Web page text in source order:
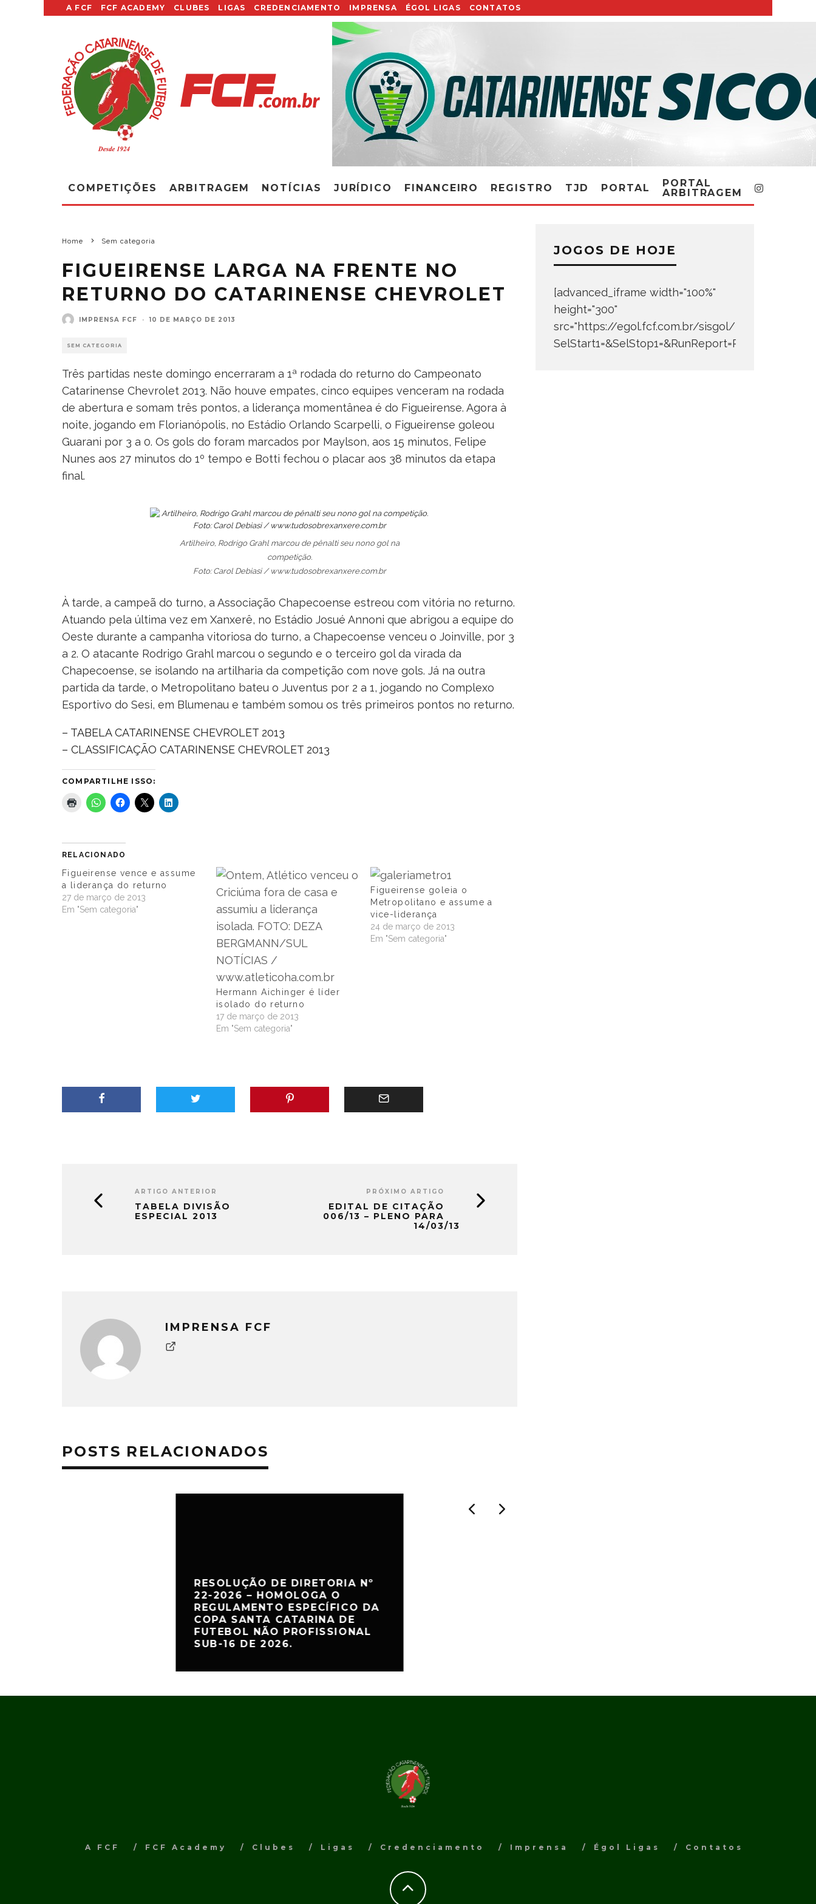
A FCF FCF ACADEMY CLUBES LIGAS CREDENCIAMENTO IMPRENSA ÉGOL LIGAS CONTATOS
COMPETIÇÕES ARBITRAGEM NOTÍCIAS JURÍDICO FINANCEIRO REGISTRO TJD PORTAL
PORTAL
ARBITRAGEM
Home Sem categoria
FIGUEIRENSE LARGA NA FRENTE NO
RETURNO DO CATARINENSE CHEVROLET
IMPRENSA FCF · 10 DE MARÇO DE 2013
SEM CATEGORIA
Três partidas neste domingo encerraram a 1ª rodada do returno do Campeonato
Catarinense Chevrolet 2013. Não houve empates, cinco equipes venceram na rodada
de abertura e somam três pontos, a liderança momentânea é do Figueirense. Agora à
noite, jogando em Florianópolis, no Estádio Orlando Scarpelli, o Figueirense goleou
Guarani por 3 a 0. Os gols do foram marcados por Maylson, aos 15 minutos, Felipe
Nunes aos 27 minutos do 1º tempo e Botti fechou o placar aos 38 minutos da etapa
final.
Artilheiro, Rodrigo Grahl marcou de pênalti seu nono gol na
competição.
Foto: Carol Debiasi / www.tudosobrexanxere.com.br
À tarde, a campeã do turno, a Associação Chapecoense estreou com vitória no returno.
Atuando pela última vez em Xanxerê, no Estádio Josué Annoni que abrigou a equipe do
Oeste durante a campanha vitoriosa do turno, a Chapecoense venceu o Joinville, por 3
a 2. O atacante Rodrigo Grahl marcou o segundo e o terceiro gol da virada da
Chapecoense, se isolando na artilharia da competição com nove gols. Já na outra
partida da tarde, o Metropolitano bateu o Juventus por 2 a 1, jogando no Complexo
Esportivo do Sesi, em Blumenau e também somou os três primeiros pontos no returno.
– TABELA CATARINENSE CHEVROLET 2013
– CLASSIFICAÇÃO CATARINENSE CHEVROLET 2013
COMPARTILHE ISSO:
RELACIONADO
Figueirense vence e assume
a liderança do returno
27 de março de 2013
Em "Sem categoria"
Hermann Aichinger é líder
isolado do returno
17 de março de 2013
Em "Sem categoria"
Figueirense goleia o
Metropolitano e assume a
vice-liderança
24 de março de 2013
Em "Sem categoria"
ARTIGO ANTERIOR
TABELA DIVISÃO
ESPECIAL 2013
PRÓXIMO ARTIGO
EDITAL DE CITAÇÃO
006/13 – PLENO PARA
14/03/13
IMPRENSA FCF
POSTS RELACIONADOS
RESOLUÇÃO DE DIRETORIA Nº
22-2026 – HOMOLOGA O
REGULAMENTO ESPECÍFICO DA
COPA SANTA CATARINA DE
FUTEBOL NÃO PROFISSIONAL
SUB-16 DE 2026.
JOGOS DE HOJE
[advanced_iframe width="100%"
height="300"
src="https://egol.fcf.com.br/sisgol/
SelStart1=&SelStop1=&RunReport=Run+Report"]
A FCF FCF Academy Clubes Ligas Credenciamento Imprensa Égol Ligas Contatos